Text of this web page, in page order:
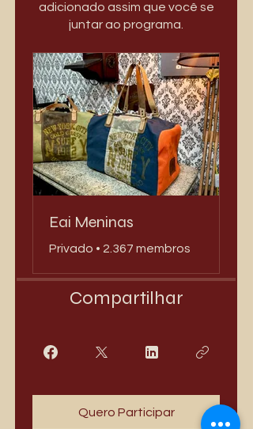
adicionado assim que você se
juntar ao programa.
Eai Meninas
Privado • 2.367 membros
Compartilhar
Quero Participar